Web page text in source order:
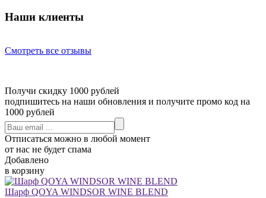
Наши клиенты
Смотреть все отзывы
Получи скидку 1000 рублей
подпишитесь на наши обновления и получите промо код на
1000 рублей
Отписаться можно в любой момент
от нас не будет спама
Добавлено
в корзину
Шарф QOYA WINDSOR WINE BLEND